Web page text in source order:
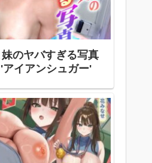
妹のヤバすぎる写真
イアンシュガー'